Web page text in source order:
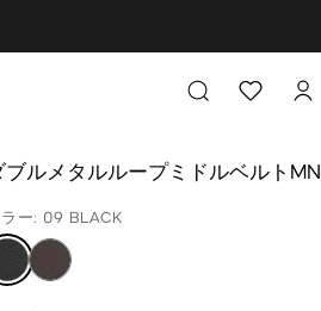
ブルメタルループミドルベルトMN
ー: 09 BLACK